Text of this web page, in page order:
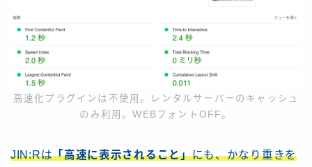
高速化プラグインは不使用。レンタルサーバーのキャッシュ
のみ利用。WEBフォントOFF。
JIN:Rは「高速に表示されること」にも、かなり重きを